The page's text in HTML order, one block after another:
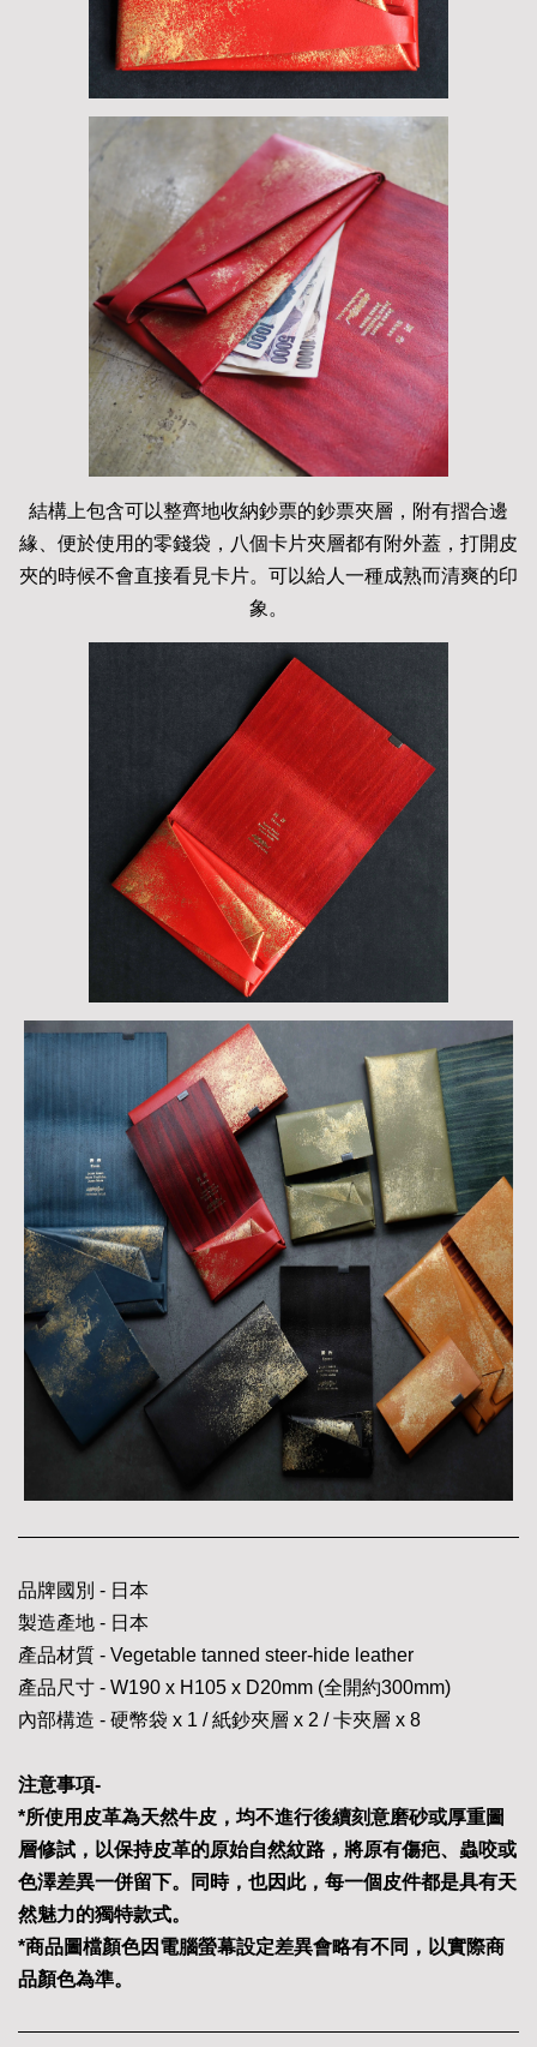
結構上包含可以整齊地收納鈔票的鈔票夾層，附有摺合邊
緣、便於使用的零錢袋，八個卡片夾層都有附外蓋，打開皮
夾的時候不會直接看見卡片。可以給人一種成熟而清爽的印
象。
品牌國別 - 日本
製造產地 - 日本
產品材質 - Vegetable tanned steer-hide leather
產品尺寸 - W190 x H105 x D20mm (全開約300mm)
內部構造 - 硬幣袋 x 1 / 紙鈔夾層 x 2 / 卡夾層 x 8
注意事項-
*所使用皮革為天然牛皮，均不進行後續刻意磨砂或厚重圖
層修試，以保持皮革的原始自然紋路，將原有傷疤、蟲咬或
色澤差異一併留下。同時，也因此，每一個皮件都是具有天
然魅力的獨特款式。
*商品圖檔顏色因電腦螢幕設定差異會略有不同，以實際商
品顏色為準。